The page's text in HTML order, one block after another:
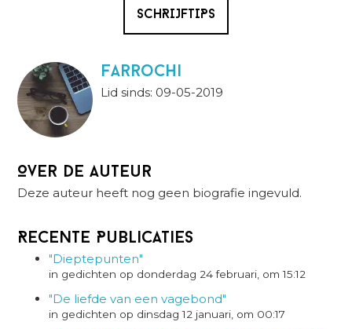
SCHRIJFTIPS
Farrochi
Lid sinds: 09-05-2019
Over de auteur
Deze auteur heeft nog geen biografie ingevuld.
Recente Publicaties
"Dieptepunten"
in gedichten op donderdag 24 februari, om 15:12
"De liefde van een vagebond"
in gedichten op dinsdag 12 januari, om 00:17